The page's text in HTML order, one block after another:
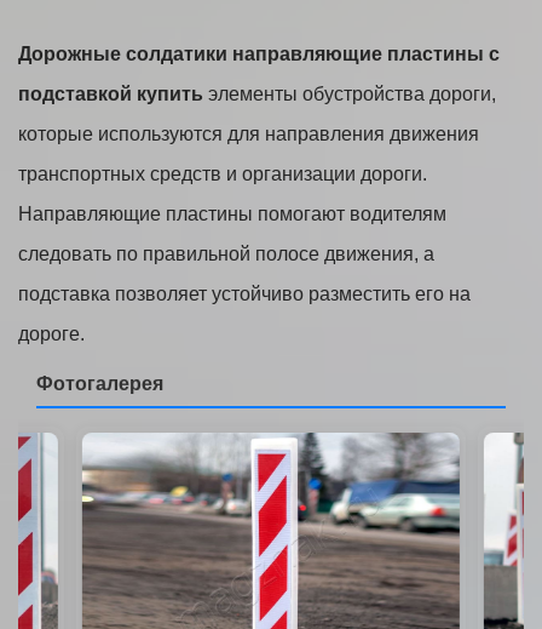
Дорожные солдатики направляющие пластины с
подставкой купить элементы обустройства дороги,
которые используются для направления движения
транспортных средств и организации дороги.
Направляющие пластины помогают водителям
следовать по правильной полосе движения, а
подставка позволяет устойчиво разместить его на
дороге.